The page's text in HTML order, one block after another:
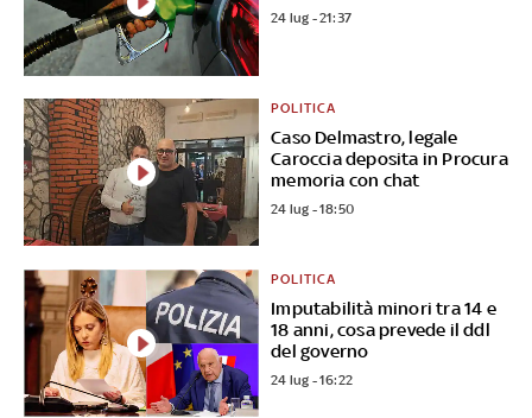
24 lug - 21:37
Caso Delmastro, legale
Caroccia deposita in Procura
memoria con chat
POLITICA
24 lug - 18:50
Imputabilità minori tra 14 e
18 anni, cosa prevede il ddl
del governo
POLITICA
24 lug - 16:22